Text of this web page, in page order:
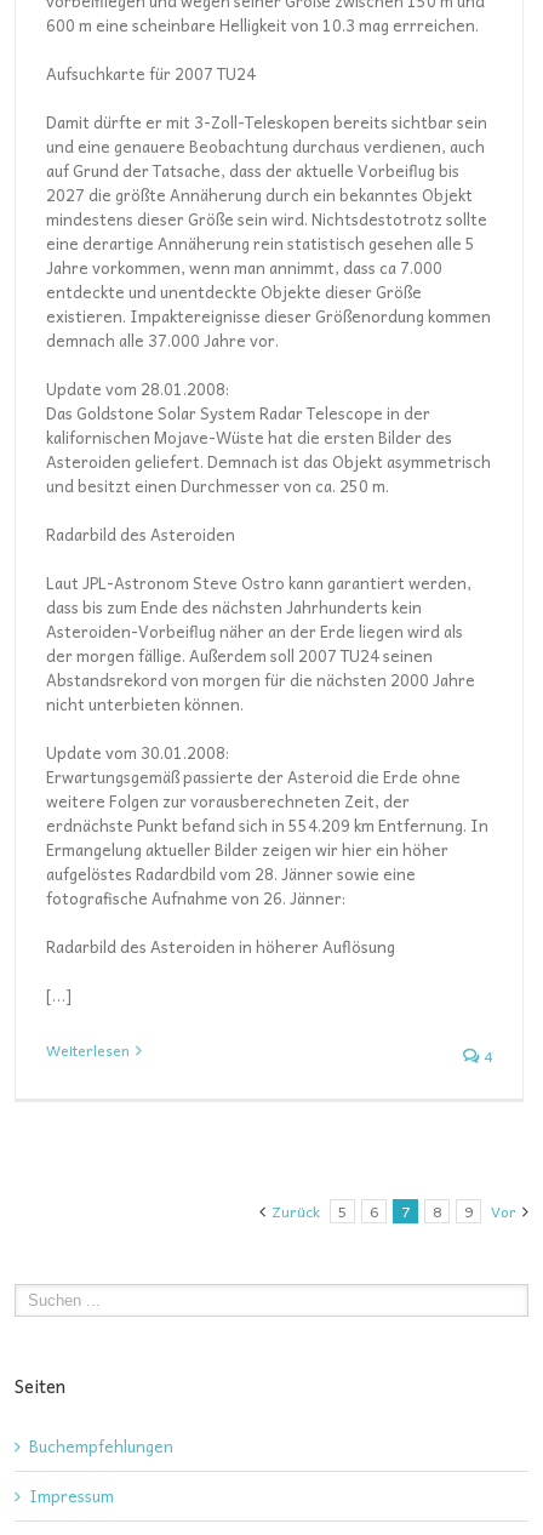
600 m eine scheinbare Helligkeit von 10.3 mag errreichen.
Aufsuchkarte für 2007 TU24
Damit dürfte er mit 3-Zoll-Teleskopen bereits sichtbar sein
und eine genauere Beobachtung durchaus verdienen, auch
auf Grund der Tatsache, dass der aktuelle Vorbeiflug bis
2027 die größte Annäherung durch ein bekanntes Objekt
mindestens dieser Größe sein wird. Nichtsdestotrotz sollte
eine derartige Annäherung rein statistisch gesehen alle 5
Jahre vorkommen, wenn man annimmt, dass ca 7.000
entdeckte und unentdeckte Objekte dieser Größe
existieren. Impaktereignisse dieser Größenordung kommen
demnach alle 37.000 Jahre vor.
Update vom 28.01.2008:
Das Goldstone Solar System Radar Telescope in der
kalifornischen Mojave-Wüste hat die ersten Bilder des
Asteroiden geliefert. Demnach ist das Objekt asymmetrisch
und besitzt einen Durchmesser von ca. 250 m.
Radarbild des Asteroiden
Laut JPL-Astronom Steve Ostro kann garantiert werden,
dass bis zum Ende des nächsten Jahrhunderts kein
Asteroiden-Vorbeiflug näher an der Erde liegen wird als
der morgen fällige. Außerdem soll 2007 TU24 seinen
Abstandsrekord von morgen für die nächsten 2000 Jahre
nicht unterbieten können.
Update vom 30.01.2008:
Erwartungsgemäß passierte der Asteroid die Erde ohne
weitere Folgen zur vorausberechneten Zeit, der
erdnächste Punkt befand sich in 554.209 km Entfernung. In
Ermangelung aktueller Bilder zeigen wir hier ein höher
aufgelöstes Radardbild vom 28. Jänner sowie eine
fotografische Aufnahme von 26. Jänner:
Radarbild des Asteroiden in höherer Auflösung
[…]
Weiterlesen 4
Zurück 5 6 7 8 9 Vor
Seiten
Buchempfehlungen
Impressum